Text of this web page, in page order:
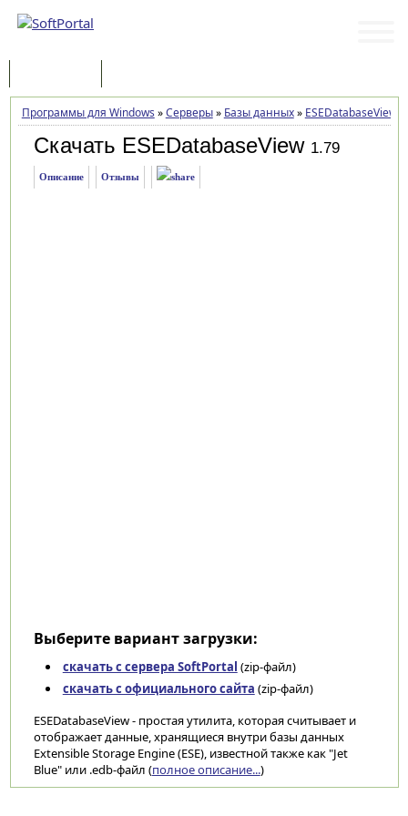
Программы для Windows »Серверы» Базы данных» ESEDatabaseView
Скачать ESEDatabaseView 1.79
Описание Отзывы
Выберите вариант загрузки:
скачать с сервера SoftPortal (zip-файл)
скачать с официального сайта (zip-файл)
ESEDatabaseView - простая утилита, которая считывает и
отображает данные, хранящиеся внутри базы данных
Extensible Storage Engine (ESE), известной также как "Jet
Blue" или .edb-файл (полное описание...)